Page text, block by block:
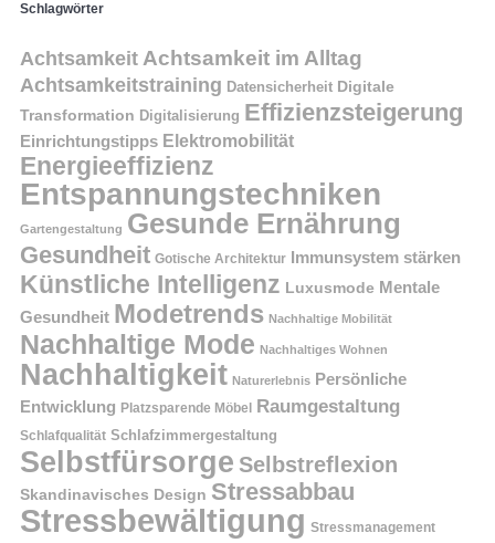
Schlagwörter
Achtsamkeit Achtsamkeit im Alltag
Achtsamkeitstraining Datensicherheit Digitale
Transformation Digitalisierung Effizienzsteigerung
Einrichtungstipps Elektromobilität
Energieeffizienz
Entspannungstechniken
Gartengestaltung Gesunde Ernährung
Gesundheit Gotische Architektur Immunsystem stärken
Künstliche Intelligenz Luxusmode Mentale
Gesundheit Modetrends Nachhaltige Mobilität
Nachhaltige Mode Nachhaltiges Wohnen
Nachhaltigkeit Naturerlebnis Persönliche
Entwicklung Platzsparende Möbel Raumgestaltung
Schlafqualität Schlafzimmergestaltung
Selbstfürsorge Selbstreflexion
Skandinavisches Design Stressabbau
Stressbewältigung Stressmanagement